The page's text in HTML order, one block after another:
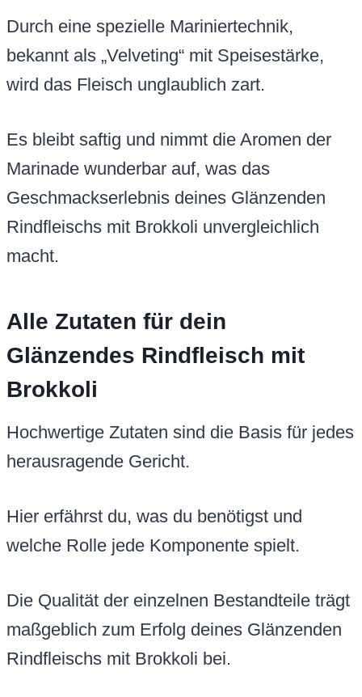
Durch eine spezielle Mariniertechnik,
bekannt als „Velveting“ mit Speisestärke,
wird das Fleisch unglaublich zart.
Es bleibt saftig und nimmt die Aromen der
Marinade wunderbar auf, was das
Geschmackserlebnis deines Glänzenden
Rindfleischs mit Brokkoli unvergleichlich
macht.
Alle Zutaten für dein
Glänzendes Rindfleisch mit
Brokkoli
Hochwertige Zutaten sind die Basis für jedes
herausragende Gericht.
Hier erfährst du, was du benötigst und
welche Rolle jede Komponente spielt.
Die Qualität der einzelnen Bestandteile trägt
maßgeblich zum Erfolg deines Glänzenden
Rindfleischs mit Brokkoli bei.